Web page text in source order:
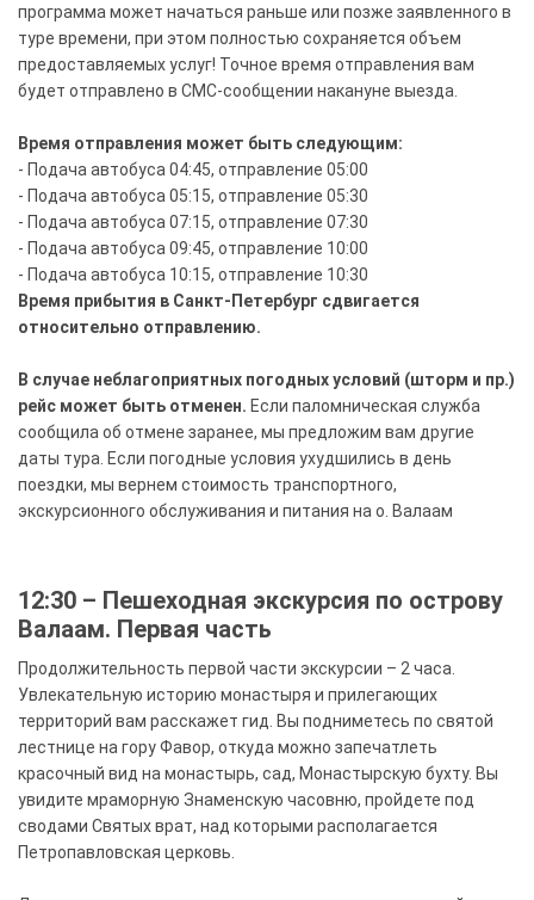
программа может начаться раньше или позже заявленного в
туре времени, при этом полностью сохраняется объем
предоставляемых услуг! Точное время отправления вам
будет отправлено в СМС-сообщении накануне выезда.
Время отправления может быть следующим:
- Подача автобуса 04:45, отправление 05:00
- Подача автобуса 05:15, отправление 05:30
- Подача автобуса 07:15, отправление 07:30
- Подача автобуса 09:45, отправление 10:00
- Подача автобуса 10:15, отправление 10:30
Время прибытия в Санкт-Петербург сдвигается
относительно отправлению.
В случае неблагоприятных погодных условий (шторм и пр.)
рейс может быть отменен. Если паломническая служба
сообщила об отмене заранее, мы предложим вам другие
даты тура. Если погодные условия ухудшились в день
поездки, мы вернем стоимость транспортного,
экскурсионного обслуживания и питания на о. Валаам
12:30 – Пешеходная экскурсия по острову
Валаам. Первая часть
Продолжительность первой части экскурсии – 2 часа.
Увлекательную историю монастыря и прилегающих
территорий вам расскажет гид. Вы подниметесь по святой
лестнице на гору Фавор, откуда можно запечатлеть
красочный вид на монастырь, сад, Монастырскую бухту. Вы
увидите мраморную Знаменскую часовню, пройдете под
сводами Святых врат, над которыми располагается
Петропавловская церковь.